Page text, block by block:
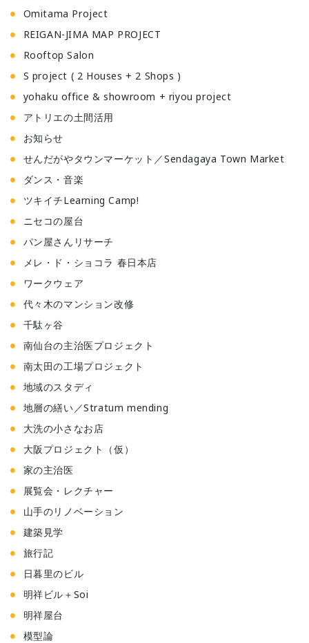
Omitama Project
REIGAN-JIMA MAP PROJECT
Rooftop Salon
S project ( 2 Houses + 2 Shops )
yohaku office & showroom + riyou project
アトリエの土間活用
お知らせ
せんだがやタウンマーケット／Sendagaya Town Market
ダンス・音楽
ツキイチLearning Camp!
ニセコの屋台
パン屋さんリサーチ
メレ・ド・ショコラ 春日本店
ワークウェア
代々木のマンション改修
千駄ヶ谷
南仙台の主治医プロジェクト
南太田の工場プロジェクト
地域のスタディ
地層の繕い／Stratum mending
大洗の小さなお店
大阪プロジェクト（仮）
家の主治医
展覧会・レクチャー
山手のリノベーション
建築見学
旅行記
日暮里のビル
明祥ビル＋Soi
明祥屋台
模型論